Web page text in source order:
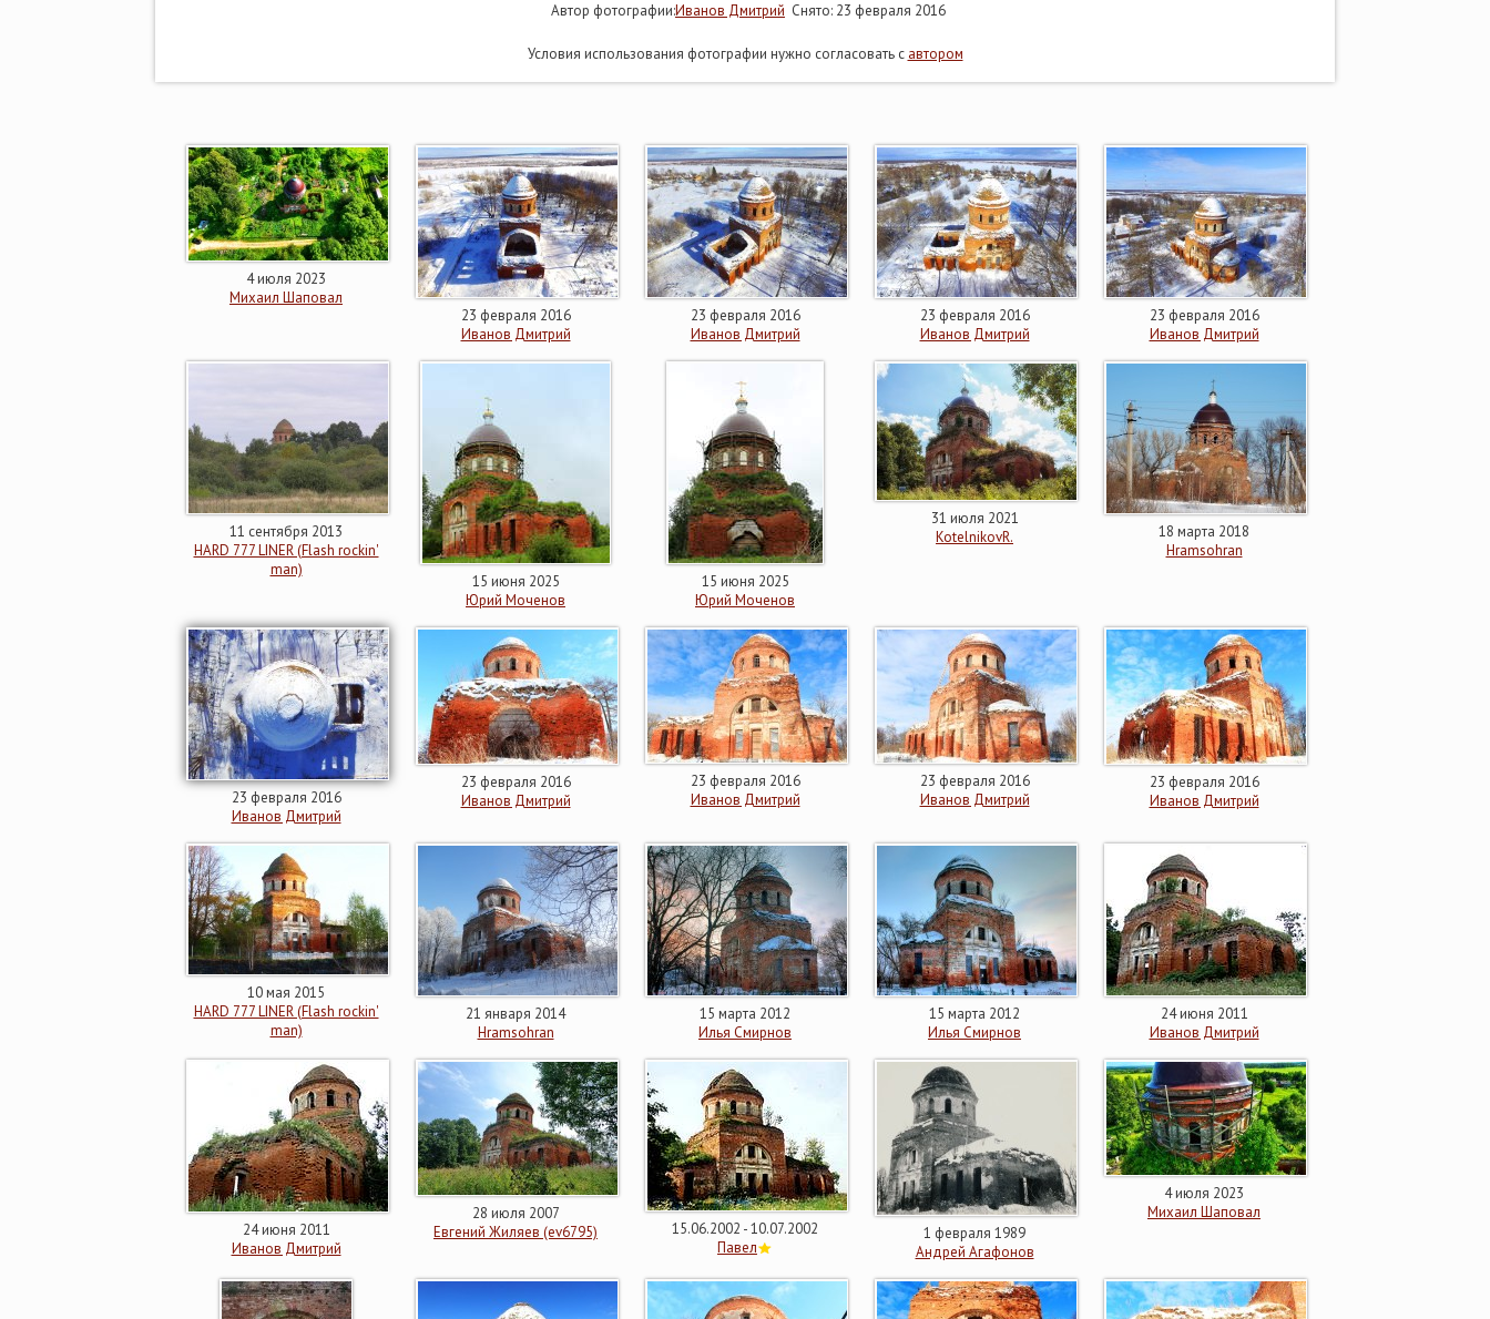
Автор фотографии:Иванов Дмитрий Снято: 23 февраля 2016
Условия использования фотографии нужно согласовать с автором
4 июля 2023
Михаил Шаповал
23 февраля 2016
Иванов Дмитрий
23 февраля 2016
Иванов Дмитрий
23 февраля 2016
Иванов Дмитрий
23 февраля 2016
Иванов Дмитрий
11 сентября 2013
HARD 777 LINER (Flash rockin'
man)
15 июня 2025
Юрий Моченов
15 июня 2025
Юрий Моченов
31 июля 2021
KotelnikovR.
18 марта 2018
Hramsohran
23 февраля 2016
Иванов Дмитрий
23 февраля 2016
Иванов Дмитрий
23 февраля 2016
Иванов Дмитрий
23 февраля 2016
Иванов Дмитрий
23 февраля 2016
Иванов Дмитрий
10 мая 2015
HARD 777 LINER (Flash rockin'
man)
21 января 2014
Hramsohran
15 марта 2012
Илья Смирнов
15 марта 2012
Илья Смирнов
24 июня 2011
Иванов Дмитрий
24 июня 2011
Иванов Дмитрий
28 июля 2007
Евгений Жиляев (ev6795)
15.06.2002 - 10.07.2002
Павел
1 февраля 1989
Андрей Агафонов
4 июля 2023
Михаил Шаповал